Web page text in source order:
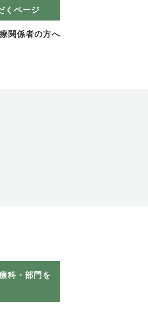
くページ
関係者の方へ
科・部門を